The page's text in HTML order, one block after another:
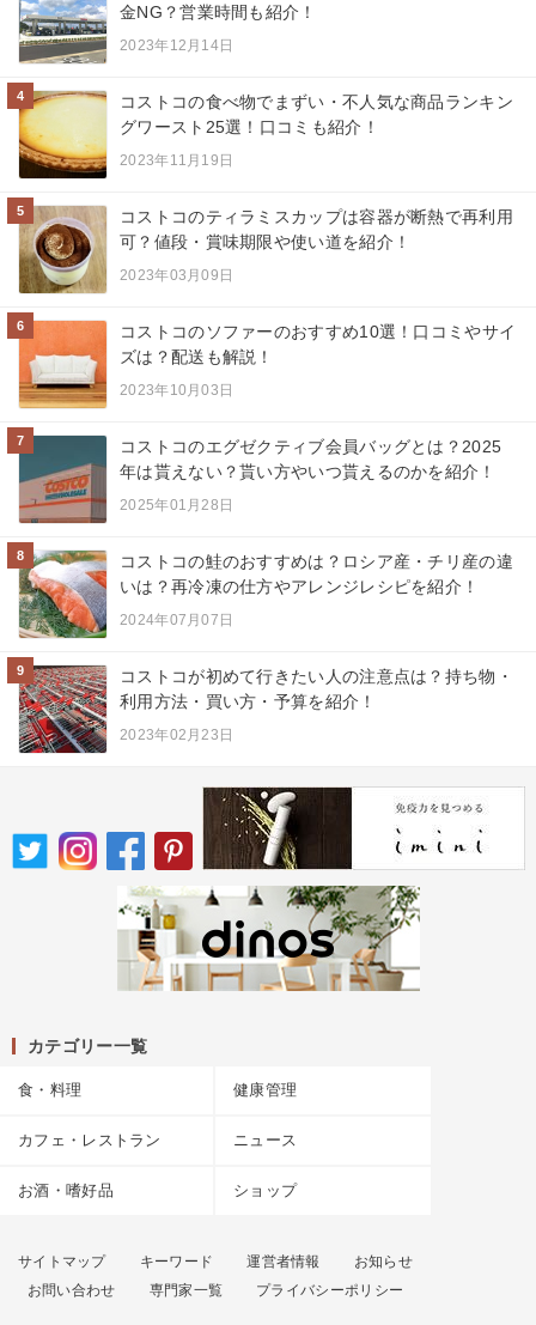
金NG？営業時間も紹介！
2023年12月14日
4
コストコの食べ物でまずい・不人気な商品ランキン
グワースト25選！口コミも紹介！
2023年11月19日
5
コストコのティラミスカップは容器が断熱で再利用
可？値段・賞味期限や使い道を紹介！
2023年03月09日
6
コストコのソファーのおすすめ10選！口コミやサイ
ズは？配送も解説！
2023年10月03日
7
コストコのエグゼクティブ会員バッグとは？2025
年は貰えない？貰い方やいつ貰えるのかを紹介！
2025年01月28日
8
コストコの鮭のおすすめは？ロシア産・チリ産の違
いは？再冷凍の仕方やアレンジレシピを紹介！
2024年07月07日
9
コストコが初めて行きたい人の注意点は？持ち物・
利用方法・買い方・予算を紹介！
2023年02月23日
カテゴリー一覧
食・料理 健康管理
カフェ・レストラン ニュース
お酒・嗜好品 ショップ
サイトマップ キーワード 運営者情報
お知らせ
お問い合わせ
専門家一覧 プライバシーポリシー